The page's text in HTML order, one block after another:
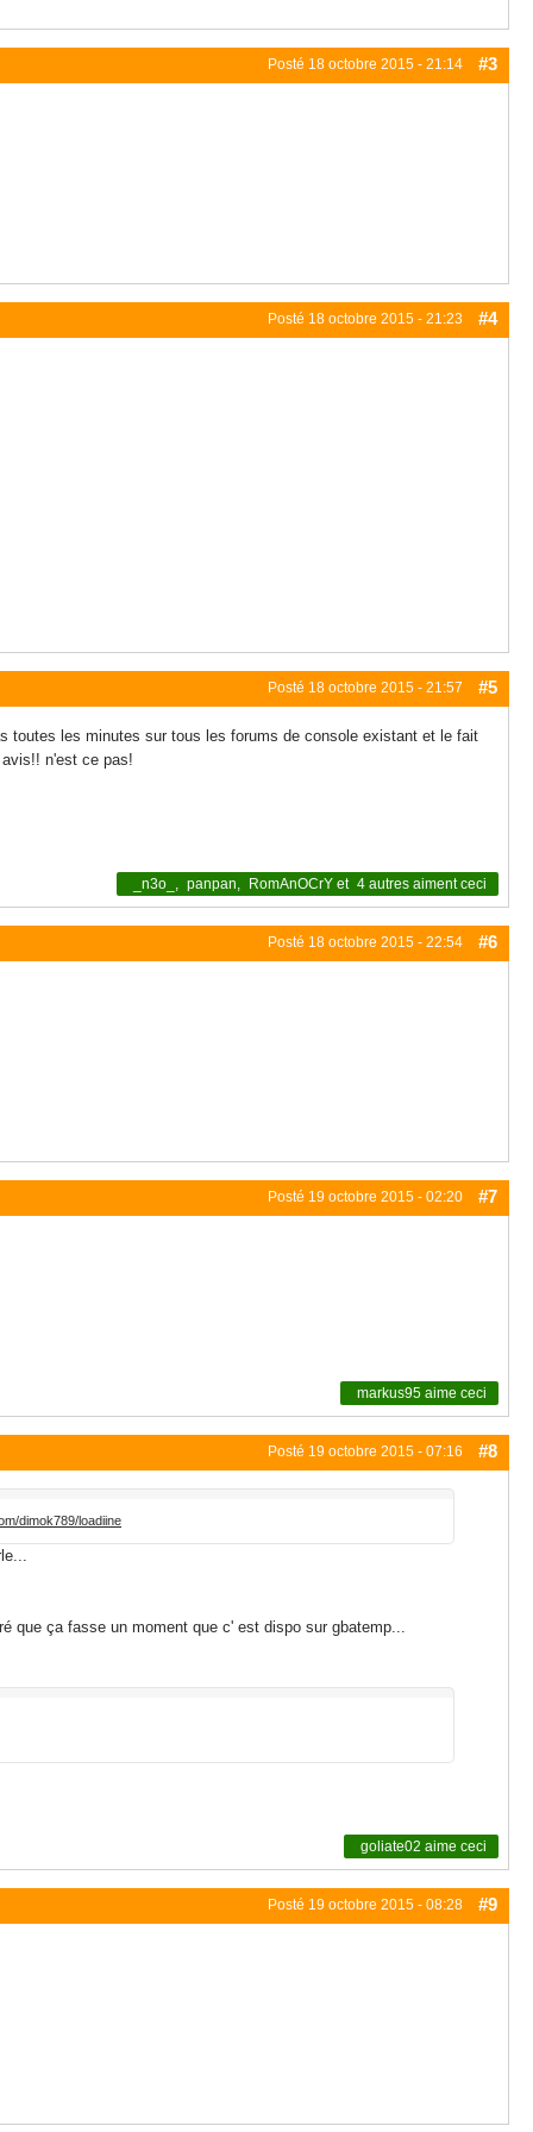
Posté 18 octobre 2015 - 21:14 #3
Posté 18 octobre 2015 - 21:23 #4
Posté 18 octobre 2015 - 21:57 #5
toutes les minutes sur tous les forums de console existant et le fait
n'est ce pas!
_n3o_ , panpan, RomAnOCrY et 4 autres aiment ceci
Posté 18 octobre 2015 - 22:54 #6
Posté 19 octobre 2015 - 02:20 #7
markus95 aime ceci
Posté 19 octobre 2015 - 07:16 #8
dimok789/loadiine
que ça fasse un moment que c' est dispo sur gbatemp...
goliate02 aime ceci
Posté 19 octobre 2015 - 08:28 #9